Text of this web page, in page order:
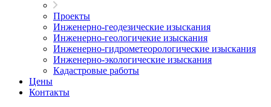
Проекты
Инженерно-геодезические изыскания
Инженерно-геологичекие изыскания
Инженерно-гидрометеорологические изыскания
Инженерно-экологические изыскания
Кадастровые работы
Цены
Контакты